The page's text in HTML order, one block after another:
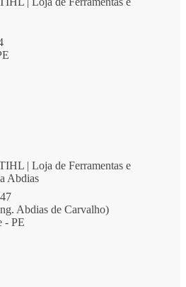
| Loja de Ferramentas e
Abdias
Abdias de Carvalho)
- PE